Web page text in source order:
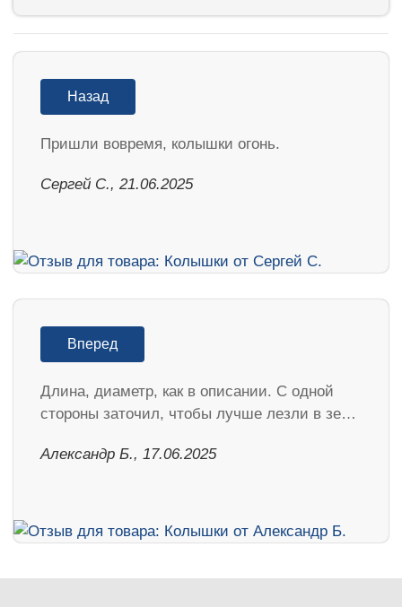
Назад
Пришли вовремя, колышки огонь.
Сергей С., 21.06.2025
Вперед
Длина, диаметр, как в описании. С одной
стороны заточил, чтобы лучше лезли в зе…
Александр Б., 17.06.2025